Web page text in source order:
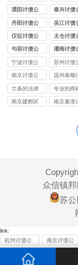
司
公司
溧阳讨债公
司
泰兴讨债
司
丹阳讨债公
司
吴江讨债
司
仪征讨债公
司
太仓讨债
司
句容讨债公
司
灌南讨债
司
宁波讨债公
司
苏州讨债
司
南京讨债公
司
温州泰顺
债公司
欠条的法律
效力
专业的商
追收师
南京建邺区
南京秦淮
众信镇
苏公
link:
杭州讨债公
南京讨债公